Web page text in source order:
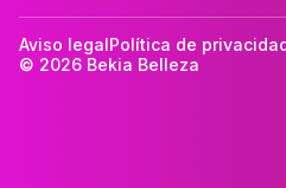
Aviso legalPolítica de
© 2026 Bekia Belleza